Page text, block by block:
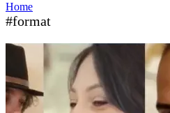
Home
#format